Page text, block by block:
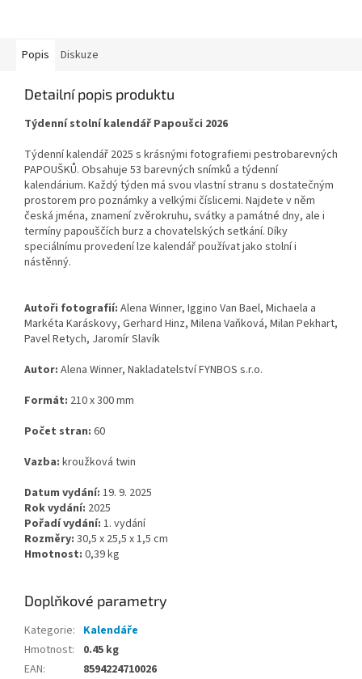
Popis Diskuze
Detailní popis produktu
Týdenní stolní kalendář Papoušci 2026
Týdenní kalendář 2025 s krásnými fotografiemi pestrobarevných
PAPOUŠKŮ. Obsahuje 53 barevných snímků a týdenní
kalendárium. Každý týden má svou vlastní stranu s dostatečným
prostorem pro poznámky a velkými číslicemi. Najdete v něm
česká jména, znamení zvěrokruhu, svátky a památné dny, ale i
termíny papouščích burz a chovatelských setkání. Díky
speciálnímu provedení lze kalendář používat jako stolní i
nástěnný.
Autoři fotografií: Alena Winner, Iggino Van Bael, Michaela a
Markéta Karáskovy, Gerhard Hinz, Milena Vaňková, Milan Pekhart,
Pavel Retych, Jaromír Slavík
Autor: Alena Winner, Nakladatelství FYNBOS s.r.o.
Formát: 210 x 300 mm
Počet stran: 60
Vazba: kroužková twin
Datum vydání: 19. 9. 2025
Rok vydání: 2025
Pořadí vydání: 1. vydání
Rozměry: 30,5 x 25,5 x 1,5 cm
Hmotnost: 0,39 kg
Doplňkové parametry
Kategorie: Kalendáře
Hmotnost:
0.45 kg
EAN: 8594224710026